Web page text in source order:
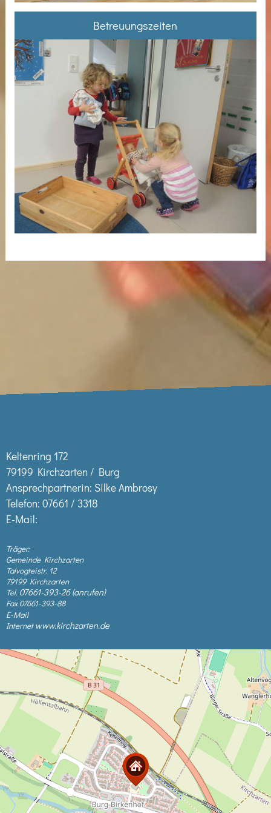
Betreuungszeiten
Keltenring 172
79199 Kirchzarten / Burg
Ansprechpartnerin: Silke Ambrosy
Telefon: 07661 / 3318
E-Mail:
Träger:
Gemeinde Kirchzarten
Talvogteistr. 12
79199 Kirchzarten
Tel. 07661-393-26
Fax 07661-393-88
E-Mail
Internet www.kirchzarten.de